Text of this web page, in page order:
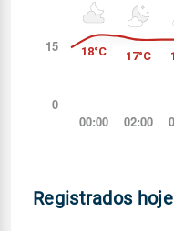
Registrados hoje